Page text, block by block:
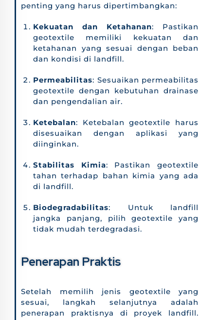
penting yang harus dipertimbangkan:
Kekuatan dan Ketahanan: Pastikan
geotextile memiliki kekuatan dan
ketahanan yang sesuai dengan beban
dan kondisi di landfill.
Permeabilitas: Sesuaikan permeabilitas
geotextile dengan kebutuhan drainase
dan pengendalian air.
Ketebalan: Ketebalan geotextile harus
disesuaikan dengan aplikasi yang
diinginkan.
Stabilitas Kimia: Pastikan geotextile
tahan terhadap bahan kimia yang ada
di landfill.
Biodegradabilitas: Untuk landfill
jangka panjang, pilih geotextile yang
tidak mudah terdegradasi.
Penerapan Praktis
Setelah memilih jenis geotextile yang
sesuai, langkah selanjutnya adalah
penerapan praktisnya di proyek landfill.